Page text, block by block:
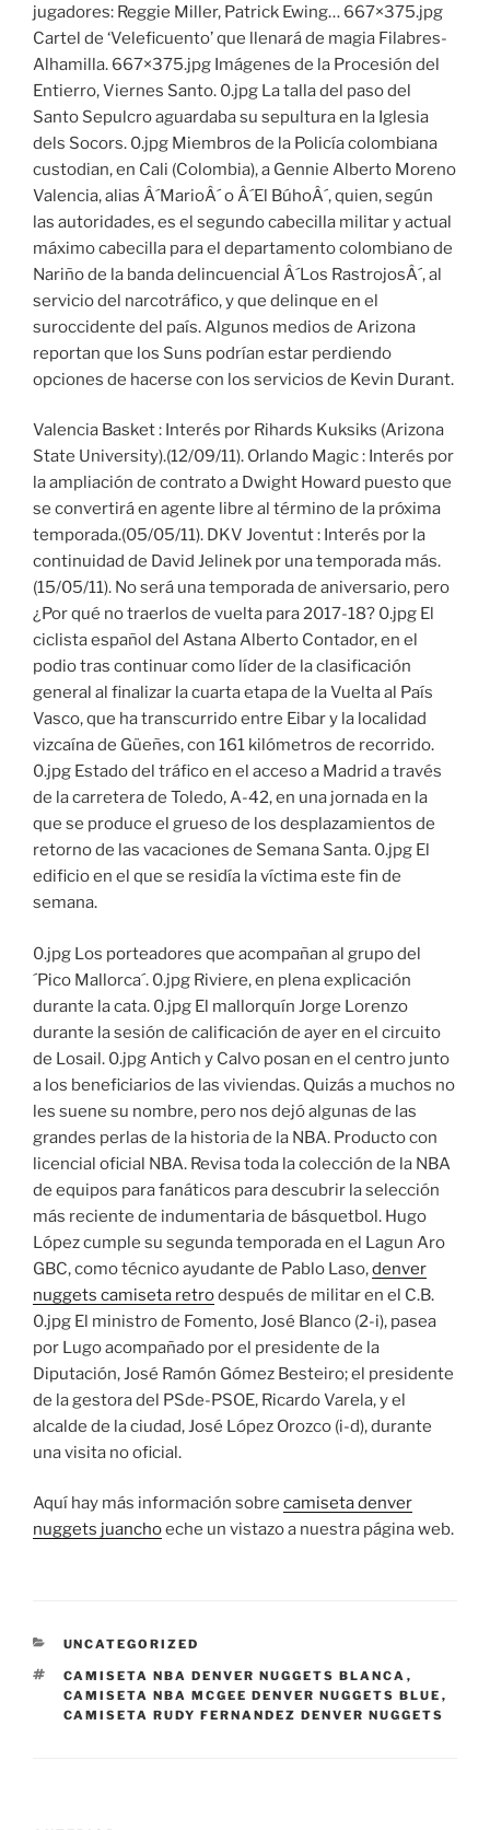
jugadores: Reggie Miller, Patrick Ewing… 667×375.jpg
Cartel de ‘Veleficuento’ que llenará de magia Filabres-
Alhamilla. 667×375.jpg Imágenes de la Procesión del
Entierro, Viernes Santo. 0.jpg La talla del paso del
Santo Sepulcro aguardaba su sepultura en la Iglesia
dels Socors. 0.jpg Miembros de la Policía colombiana
custodian, en Cali (Colombia), a Gennie Alberto Moreno
Valencia, alias Â´MarioÂ´ o Â´El BúhoÂ´, quien, según
las autoridades, es el segundo cabecilla militar y actual
máximo cabecilla para el departamento colombiano de
Nariño de la banda delincuencial Â´Los RastrojosÂ´, al
servicio del narcotráfico, y que delinque en el
suroccidente del país. Algunos medios de Arizona
reportan que los Suns podrían estar perdiendo
opciones de hacerse con los servicios de Kevin Durant.
Valencia Basket : Interés por Rihards Kuksiks (Arizona
State University).(12/09/11). Orlando Magic : Interés por
la ampliación de contrato a Dwight Howard puesto que
se convertirá en agente libre al término de la próxima
temporada.(05/05/11). DKV Joventut : Interés por la
continuidad de David Jelinek por una temporada más.
(15/05/11). No será una temporada de aniversario, pero
¿Por qué no traerlos de vuelta para 2017-18? 0.jpg El
ciclista español del Astana Alberto Contador, en el
podio tras continuar como líder de la clasificación
general al finalizar la cuarta etapa de la Vuelta al País
Vasco, que ha transcurrido entre Eibar y la localidad
vizcaína de Güeñes, con 161 kilómetros de recorrido.
0.jpg Estado del tráfico en el acceso a Madrid a través
de la carretera de Toledo, A-42, en una jornada en la
que se produce el grueso de los desplazamientos de
retorno de las vacaciones de Semana Santa. 0.jpg El
edificio en el que se residía la víctima este fin de
semana.
0.jpg Los porteadores que acompañan al grupo del
´Pico Mallorca´. 0.jpg Riviere, en plena explicación
durante la cata. 0.jpg El mallorquín Jorge Lorenzo
durante la sesión de calificación de ayer en el circuito
de Losail. 0.jpg Antich y Calvo posan en el centro junto
a los beneficiarios de las viviendas. Quizás a muchos no
les suene su nombre, pero nos dejó algunas de las
grandes perlas de la historia de la NBA. Producto con
licencial oficial NBA. Revisa toda la colección de la NBA
de equipos para fanáticos para descubrir la selección
más reciente de indumentaria de básquetbol. Hugo
López cumple su segunda temporada en el Lagun Aro
GBC, como técnico ayudante de Pablo Laso,denver
nuggets camiseta retrodespués de militar en el C.B.
0.jpg El ministro de Fomento, José Blanco (2-i), pasea
por Lugo acompañado por el presidente de la
Diputación, José Ramón Gómez Besteiro; el presidente
de la gestora del PSde-PSOE, Ricardo Varela, y el
alcalde de la ciudad, José López Orozco (i-d), durante
una visita no oficial.
Aquí hay más información sobre camiseta denver
nuggets juanchoeche un vistazo a nuestra página web.
CATEGORÍAS
UNCATEGORIZED
ETIQUETAS
CAMISETA NBA DENVER NUGGETS BLANCA ,
CAMISETA NBA MCGEE DENVER NUGGETS BLUE ,
CAMISETA RUDY FERNANDEZ DENVER NUGGETS